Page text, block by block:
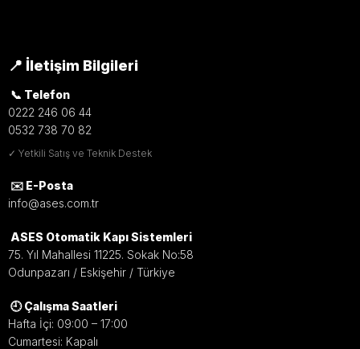
📍 İletişim Bilgileri
📞 Telefon
0222 246 06 44
0532 738 70 82
✓ Yetkili Satış ve Teknik Destek
✉️ E-Posta
info@ases.com.tr
ASES Otomatik Kapı Sistemleri
75. Yıl Mahallesi 11225. Sokak No:58
Odunpazarı / Eskişehir / Türkiye
🕘 Çalışma Saatleri
Hafta İçi: 09:00 – 17:00
Cumartesi: Kapalı